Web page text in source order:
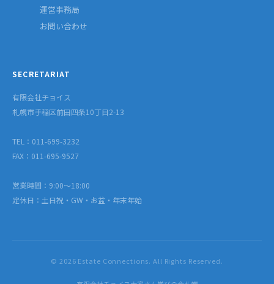
運営事務局
お問い合わせ
SECRETARIAT
有限会社チョイス
札幌市手稲区前田四条10丁目2-13
TEL：011-699-3232
FAX：011-695-9527
営業時間：9:00〜18:00
定休日：土日祝・GW・お盆・年末年始
© 2026 Estate Connections. All Rights Reserved.